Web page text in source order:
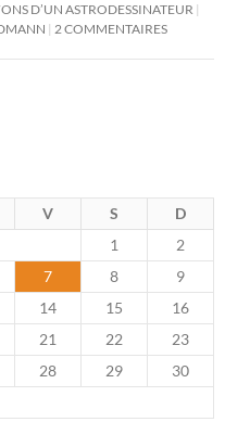
D’UN ASTRODESSINATEUR
2 COMMENTAIRES
V S
D
1
2
7 8
9
14 15
16
21 22
23
28 29
30